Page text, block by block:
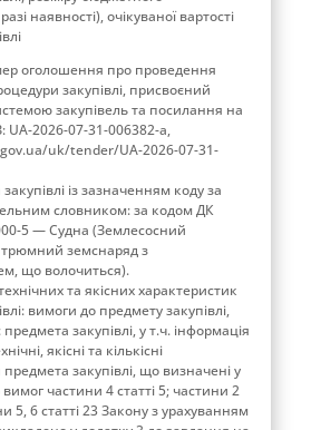
наявності), очікуваної вартості
оголошення про проведення
закупівлі, присвоєний
закупівель та посилання на
UA-2026-07-31-006382-a,
uk/tender/UA-2026-07-31-
із зазначенням коду за
словником: за кодом ДК
5 — Судна (Землесосний
трюмний земснаряд з
що волочиться).
та якісних характеристик
вимоги до предмету закупівлі,
закупівлі, у т.ч. інформація
якісні та кількісні
закупівлі, що визначені у
вимог частини 4 статті 5; частини 2
5, 6 статті 23 Закону з урахуванням